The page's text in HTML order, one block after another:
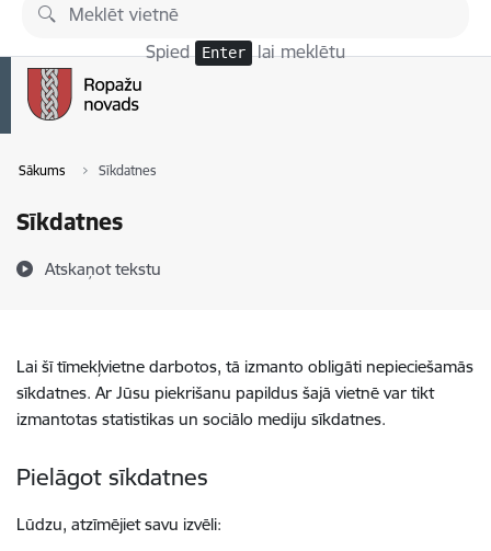
Pāriet uz lapas saturu
Spied Enter lai meklētu
Sākums Sīkdatnes
Sīkdatnes
Atskaņot tekstu
Lai šī tīmekļvietne darbotos, tā izmanto obligāti nepieciešamās
sīkdatnes. Ar Jūsu piekrišanu papildus šajā vietnē var tikt
izmantotas statistikas un sociālo mediju sīkdatnes.
Pielāgot sīkdatnes
Lūdzu, atzīmējiet savu izvēli: